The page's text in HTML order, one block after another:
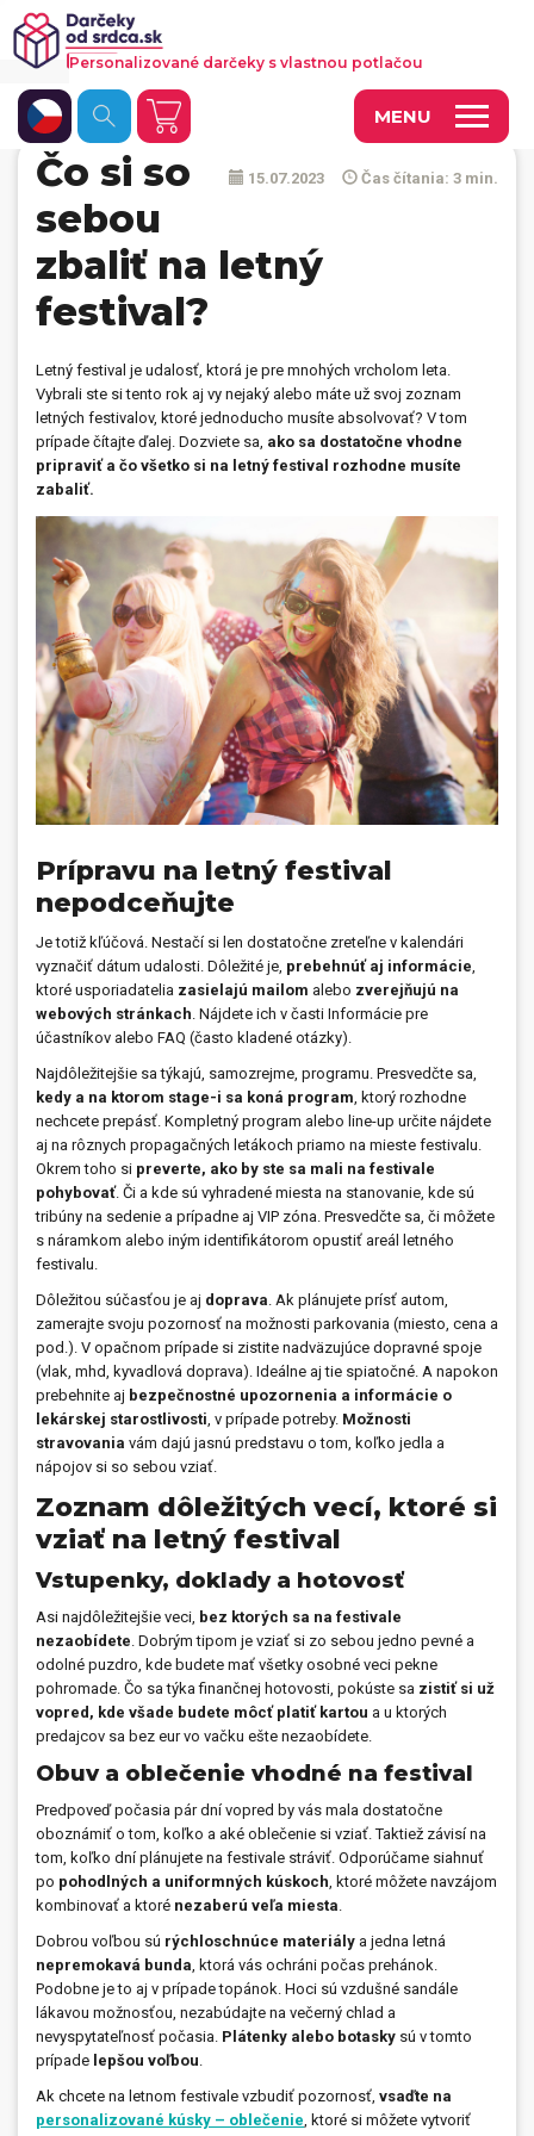
MENU
Fotoobrazy a dekorácie
Hrnčeky a keramika
Kalendáre
Fotoknihy a fotozošity
Personalizované hry
Tričká a odevy
Vankúše a iný textil
Tašky, vaky, ruksaky
Prívesky, dog tagy, odznaky
Doplnky do kancelárie, domácnosti, auta
Darčeky
PO-PIA 7:30 - 17:00
0850 11 15 16
napíšte nám
faxcopy@faxcopy.sk
Úvod Produkty
Blog
Kontakty
Môj profil
Personalizované darčeky s vlastnou potlačou
15.07.2023 Čas čítania: 3 min.
Čo si so
sebou
zbaliť na letný
festival?
Letný festival je udalosť, ktorá je pre mnohých vrcholom leta.
Vybrali ste si tento rok aj vy nejaký alebo máte už svoj zoznam
letných festivalov, ktoré jednoducho musíte absolvovať? V tom
prípade čítajte ďalej. Dozviete sa, ako sa dostatočne vhodne
pripraviť a čo všetko si na letný festival rozhodne musíte
zabaliť.
Prípravu na letný festival
nepodceňujte
Je totiž kľúčová. Nestačí si len dostatočne zreteľne v kalendári
vyznačiť dátum udalosti. Dôležité je, prebehnúť aj informácie,
ktoré usporiadatelia zasielajú mailom alebo zverejňujú na
webových stránkach. Nájdete ich v časti Informácie pre
účastníkov alebo FAQ (často kladené otázky).
Najdôležitejšie sa týkajú, samozrejme, programu. Presvedčte sa,
kedy a na ktorom stage-i sa koná program, ktorý rozhodne
nechcete prepásť. Kompletný program alebo line-up určite nájdete
aj na rôznych propagačných letákoch priamo na mieste festivalu.
Okrem toho si preverte, ako by ste sa mali na festivale
pohybovať. Či a kde sú vyhradené miesta na stanovanie, kde sú
tribúny na sedenie a prípadne aj VIP zóna. Presvedčte sa, či môžete
s náramkom alebo iným identifikátorom opustiť areál letného
festivalu.
Dôležitou súčasťou je aj doprava. Ak plánujete prísť autom,
zamerajte svoju pozornosť na možnosti parkovania (miesto, cena a
pod.). V opačnom prípade si zistite nadväzujúce dopravné spoje
(vlak, mhd, kyvadlová doprava). Ideálne aj tie spiatočné. A napokon
prebehnite aj bezpečnostné upozornenia a informácie o
lekárskej starostlivosti, v prípade potreby. Možnosti
stravovania vám dajú jasnú predstavu o tom, koľko jedla a
nápojov si so sebou vziať.
Zoznam dôležitých vecí, ktoré si
vziať na letný festival
Vstupenky, doklady a hotovosť
Asi najdôležitejšie veci, bez ktorých sa na festivale
nezaobídete. Dobrým tipom je vziať si zo sebou jedno pevné a
odolné puzdro, kde budete mať všetky osobné veci pekne
pohromade. Čo sa týka finančnej hotovosti, pokúste sa zistiť si už
vopred, kde všade budete môcť platiť kartou a u ktorých
predajcov sa bez eur vo vačku ešte nezaobídete.
Obuv a oblečenie vhodné na festival
Predpoveď počasia pár dní vopred by vás mala dostatočne
oboznámiť o tom, koľko a aké oblečenie si vziať. Taktiež závisí na
tom, koľko dní plánujete na festivale stráviť. Odporúčame siahnuť
po pohodlných a uniformných kúskoch, ktoré môžete navzájom
kombinovať a ktoré nezaberú veľa miesta.
Dobrou voľbou sú rýchloschnúce materiály a jedna letná
nepremokavá bunda, ktorá vás ochráni počas prehánok.
Podobne je to aj v prípade topánok. Hoci sú vzdušné sandále
lákavou možnosťou, nezabúdajte na večerný chlad a
nevyspytateľnosť počasia. Plátenky alebo botasky sú v tomto
prípade lepšou voľbou.
Ak chcete na letnom festivale vzbudiť pozornosť, vsaďte na
personalizované kúsky – oblečenie, ktoré si môžete vytvoriť